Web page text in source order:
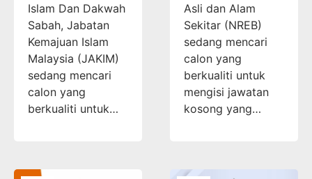
Islam Dan Dakwah
Sabah, Jabatan
Kemajuan Islam
Malaysia (JAKIM)
sedang mencari
calon yang
berkualiti untuk…
Asli dan Alam
Sekitar (NREB)
sedang mencari
calon yang
berkualiti untuk
mengisi jawatan
kosong yang…